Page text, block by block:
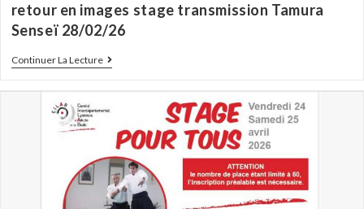
retour en images stage transmission Tamura
Senseï 28/02/26
Continuer La Lecture